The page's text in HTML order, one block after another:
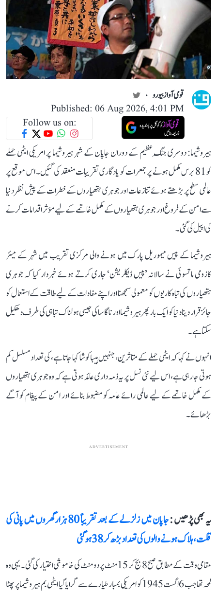
قومی آواز بیورو
Published: 06 Aug 2026, 4:01 PM
Follow us on:
ہیروشیما: دوسری جنگِ عظیم کے دوران جاپان کے شہر ہیروشیما پر امریکی ایٹمی حملے
کو 81 برس مکمل ہونے پر جمعرات کو یادگاری تقریبات منعقد کی گئیں۔ اس موقع پر
عالمی سطح پر بڑھتے ہوئے تنازعات اور جوہری ہتھیاروں کے خطرات کے پیش نظر دنیا
سے امن کے فروغ اور جوہری ہتھیاروں کے مکمل خاتمے کے لیے مؤثر اقدامات کرنے
کی اپیل کی گئی۔
ہیروشیما کے پیس میموریل پارک میں ہونے والی مرکزی تقریب میں شہر کے میئر
کازومی ماتسوئی نے سالانہ ’پیس ڈیکلریشن‘ جاری کرتے ہوئے خبردار کیا کہ جوہری
ہتھیاروں کی تباہ کاریوں کو معمولی سمجھنا اور اپنے مفادات کے لیے طاقت کے استعمال کو
جائز قرار دینا دنیا کو ایک بار پھر ہیروشیما اور ناگاساکی جیسی ہولناک تباہی کی طرف دھکیل
سکتا ہے۔
انہوں نے کہا کہ ایٹمی حملے کے متاثرین، جنہیں ہیباکوشا کہا جاتا ہے، کی تعداد مسلسل کم
ہوتی جا رہی ہے، اس لیے نئی نسل پر یہ ذمہ داری عائد ہوتی ہے کہ وہ جوہری ہتھیاروں
کے مکمل خاتمے کے لیے عالمی رائے عامہ کو مضبوط بنائے اور امن کے پیغام کو آگے
بڑھائے۔
ADVERTISEMENT
یہ بھی پڑھیں :
جاپان میں زلزلے کے بعد تقریباً 80 ہزار گھروں میں پانی کی
قلت، ہلاک ہونے والوں کی تعداد بڑھ کر 38 ہو گئی
مقامی وقت کے مطابق صبح 8 بج کر 15 منٹ پر دو منٹ کی خاموشی اختیار کی گئی۔ یہی وہ
لمحہ تھا جب 6 اگست 1945 کو امریکی بمبار طیارے سے گرایا گیا ایٹمی بم ہیروشیما پر پھٹا